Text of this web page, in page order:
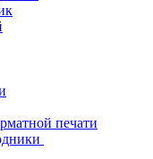
печати